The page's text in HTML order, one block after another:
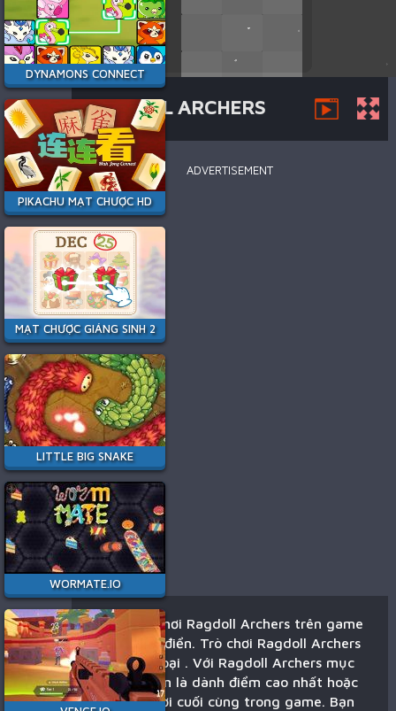
Game
Chiến
Thuật
Game
Kỹ
Năng
Battle
Royale
DYNAMONS CONNECT
PIKACHU MẠT CHƯỢC HD
MẠT CHƯỢC GIÁNG SINH 2
LITTLE BIG SNAKE
WORMATE.IO
RAGDOLL ARCHERS
ADVERTISEMENT
Bạn đang chơi Ragdoll Archers trên game
Pikachu cổ điển. Trò chơi Ragdoll Archers
thuộc thể loại . Với Ragdoll Archers mục
tiêu của bạn là dành điểm cao nhất hoặc
là người chơi cuối cùng trong game. Bạn